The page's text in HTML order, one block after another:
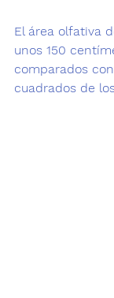
El área olfativa
unos 150
comparados
cuadrados de